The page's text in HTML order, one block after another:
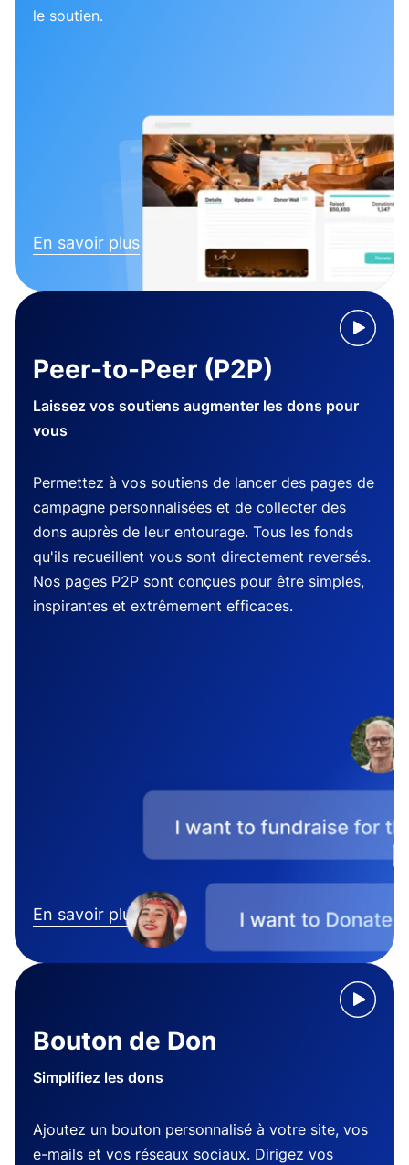
le soutien.
En savoir plus
Peer-to-Peer (P2P)
Laissez vos soutiens augmenter les dons pour
vous
Permettez à vos soutiens de lancer des pages de
campagne personnalisées et de collecter des
dons auprès de leur entourage. Tous les fonds
qu'ils recueillent vous sont directement reversés.
Nos pages P2P sont conçues pour être simples,
inspirantes et extrêmement efficaces.
En savoir plus
Bouton de Don
Simplifiez les dons
Ajoutez un bouton personnalisé à votre site, vos
e-mails et vos réseaux sociaux. Dirigez vos